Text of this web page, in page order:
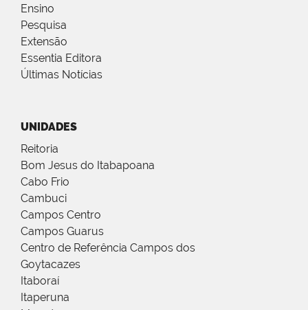
Ensino
Pesquisa
Extensão
Essentia Editora
Últimas Notícias
UNIDADES
Reitoria
Bom Jesus do Itabapoana
Cabo Frio
Cambuci
Campos Centro
Campos Guarus
Centro de Referência Campos dos
Goytacazes
Itaboraí
Itaperuna